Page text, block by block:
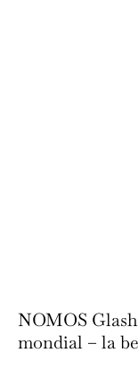
NOMOS
mondial – la